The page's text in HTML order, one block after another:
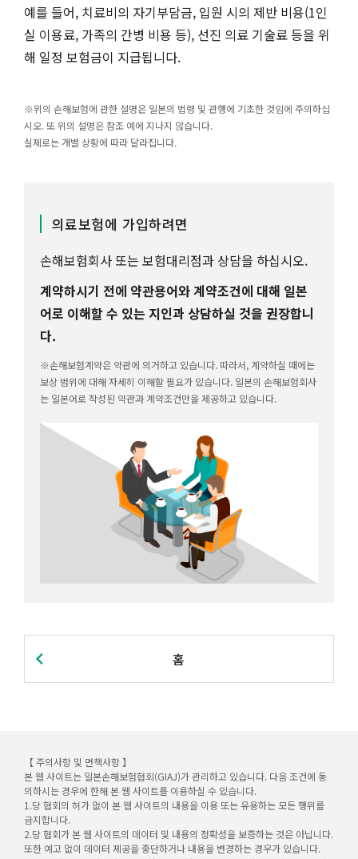
예를 들어, 치료비의 자기부담금, 입원 시의 제반 비용(1인
실 이용료, 가족의 간병 비용 등), 선진 의료 기술료 등을 위
해 일정 보험금이 지급됩니다.
※위의 손해보험에 관한 설명은 일본의 법령 및 관행에 기초한 것임에 주의하십
시오. 또 위의 설명은 참조 예에 지나지 않습니다.
실제로는 개별 상황에 따라 달라집니다.
의료보험에 가입하려면
손해보험회사 또는 보험대리점과 상담을 하십시오.
계약하시기 전에 약관용어와 계약조건에 대해 일본
어로 이해할 수 있는 지인과 상담하실 것을 권장합니
다.
※손해보험계약은 약관에 의거하고 있습니다. 따라서, 계약하실 때에는
보상 범위에 대해 자세히 이해할 필요가 있습니다. 일본의 손해보험회사
는 일본어로 작성된 약관과 계약조건만을 제공하고 있습니다.
홈
【 주의사항 및 면책사항 】
본 웹 사이트는 일본손해보험협회(GIAJ)가 관리하고 있습니다. 다음 조건에 동
의하시는 경우에 한해 본 웹 사이트를 이용하실 수 있습니다.
1.당 협회의 허가 없이 본 웹 사이트의 내용을 이용 또는 유용하는 모든 행위를
금지합니다.
2.당 협회가 본 웹 사이트의 데이터 및 내용의 정확성을 보증하는 것은 아닙니다.
또한 예고 없이 데이터 제공을 중단하거나 내용을 변경하는 경우가 있습니다.